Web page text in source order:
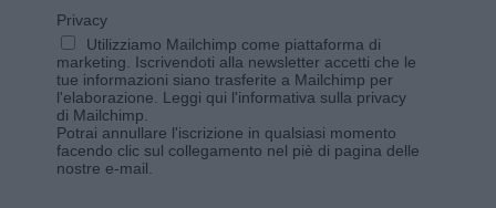
Privacy
Utilizziamo Mailchimp come piattaforma di
marketing. Iscrivendoti alla newsletter accetti che le
tue informazioni siano trasferite a Mailchimp per
l'elaborazione. Leggi qui l'informativa sulla privacy
di Mailchimp
Potrai annullare l'iscrizione in qualsiasi momento
facendo clic sul collegamento nel piè di pagina delle
nostre e-mail.